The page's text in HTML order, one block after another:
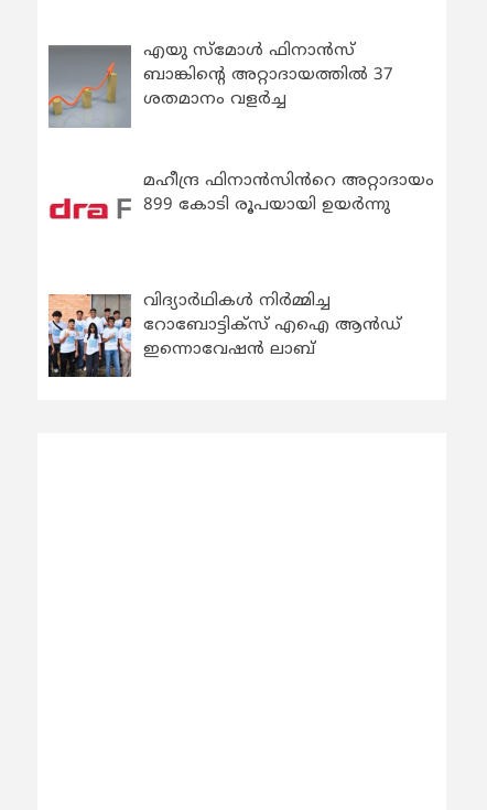
എയു സ്‌മോൾ ഫിനാൻസ്
ബാങ്കിന്റെ അറ്റാദായത്തിൽ 37
ശതമാനം വളർച്ച
മഹീന്ദ്ര ഫിനാൻസിൻറെ അറ്റാദായം
899 കോടി രൂപയായി ഉയർന്നു
വിദ്യാര്‍ഥികള്‍ നിര്‍മ്മിച്ച
റോബോട്ടിക്സ് എഐ ആന്‍ഡ്
ഇന്നൊവേഷന്‍ ലാബ്